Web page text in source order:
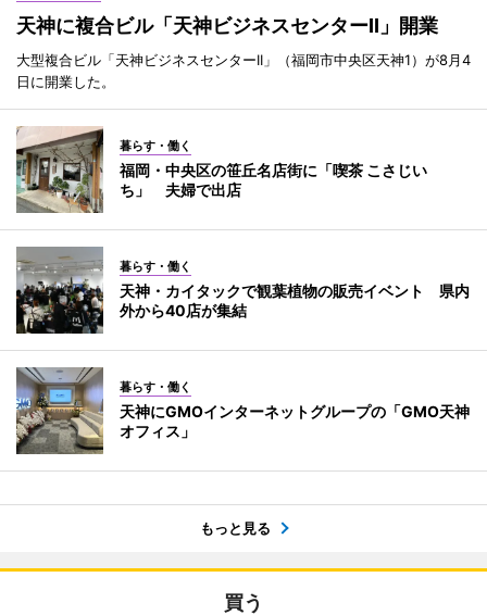
天神に複合ビル「天神ビジネスセンターII」開業
大型複合ビル「天神ビジネスセンターII」（福岡市中央区天神1）が8月4
日に開業した。
暮らす・働く
福岡・中央区の笹丘名店街に「喫茶 こさじい
ち」 夫婦で出店
暮らす・働く
天神・カイタックで観葉植物の販売イベント 県内
外から40店が集結
暮らす・働く
天神にGMOインターネットグループの「GMO天神
オフィス」
もっと見る
買う